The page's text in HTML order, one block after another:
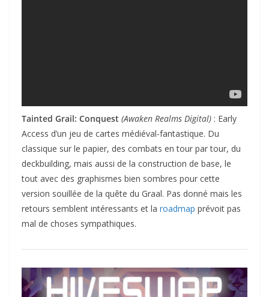
Tainted Grail: Conquest (Awaken Realms Digital) : Early
Access d’un jeu de cartes médiéval-fantastique. Du
classique sur le papier, des combats en tour par tour, du
deckbuilding, mais aussi de la construction de base, le
tout avec des graphismes bien sombres pour cette
version souillée de la quête du Graal. Pas donné mais les
retours semblent intéressants et la roadmap prévoit pas
mal de choses sympathiques.